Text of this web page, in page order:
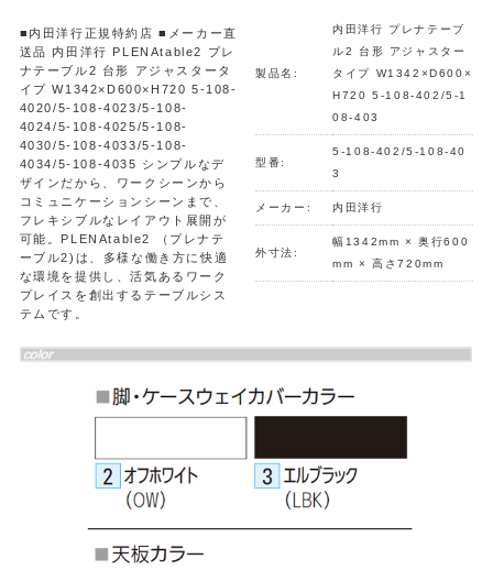
■内田洋行正規特約店 ■メーカー直
送品 内田洋行 PLENAtable2 プレ
ナテーブル2 台形 アジャスタータ
イプ W1342×D600×H720 5-108-
4020/5-108-4023/5-108-
4024/5-108-4025/5-108-
4030/5-108-4033/5-108-
4034/5-108-4035 シンプルなデ
ザインだから、ワークシーンから
コミュニケーションシーンまで、
フレキシブルなレイアウト展開が
可能。PLENAtable2 （プレナテ
ーブル2)は、多様な働き方に快適
な環境を提供し、活気あるワーク
プレイスを創出するテーブルシス
テムです。
製品名:
内田洋行 プレナテーブ
ル2 台形 アジャスター
タイプ W1342×D600×
H720 5-108-402/5-1
08-403
型番:
5-108-402/5-108-40
3
メーカー: 内田洋行
外寸法:
幅1342mm × 奥行600
mm × 高さ720mm